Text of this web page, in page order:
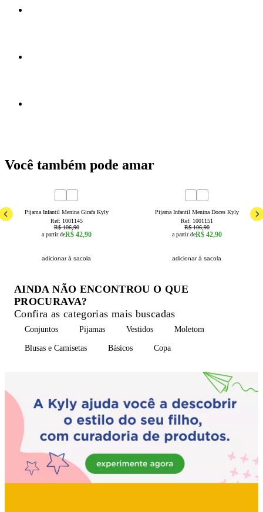
Você também pode amar
Pijama Infantil Menina Girafa Kyly
Ref: 1001145
R$ 106,90
a partir deR$ 42,90
adicionar à sacola
Pijama Infantil Menina Doces Kyly
Ref: 1001151
R$ 106,90
a partir deR$ 42,90
adicionar à sacola
AINDA NÃO ENCONTROU O QUE
PROCURAVA?
Confira as categorias mais buscadas
Conjuntos Pijamas Vestidos Moletom
Blusas e Camisetas Básicos Copa